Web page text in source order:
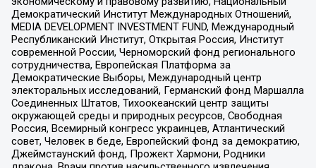
Демократический Институт Международных Отношений,
MEDIA DEVELOPMENT INVESTMENT FUND, Международный
Республиканский Институт, Открытая Россия, Институт
современной России, Черноморский фонд регионального
сотрудничества, Европейская Платформа за
Демократические Выборы, Международный центр
электоральных исследований, Германский фонд Маршалла
Соединенных Штатов, Тихоокеанский центр защиты
окружающей среды и природных ресурсов, Свободная
Россия, Всемирный конгресс украинцев, Атлантический
совет, Человек в беде, Европейский фонд за демократию,
Джеймстаунский фонд, Прожект Хармони, Родники